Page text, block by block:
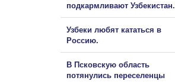
подкармливают Узбекистан.
Узбеки любят кататься в
Россию.
В Псковскую область
потянулись переселенцы